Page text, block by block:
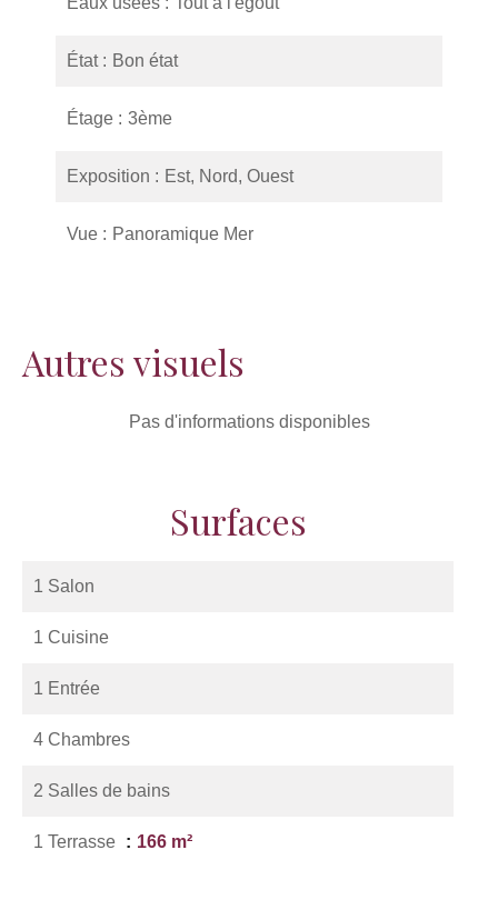
État Bon état
Étage 3ème
Exposition Est, Nord, Ouest
Vue Panoramique Mer
Autres visuels
Pas d'informations disponibles
Surfaces
1 Salon
1 Cuisine
1 Entrée
4 Chambres
2 Salles de bains
1 Terrasse 166 m²